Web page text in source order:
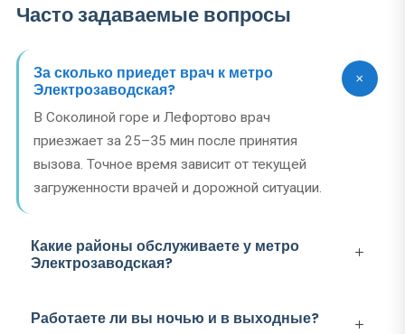
Часто задаваемые вопросы
За сколько приедет врач к метро
Электрозаводская?
В Соколиной горе и Лефортово врач
приезжает за 25–35 мин после принятия
вызова. Точное время зависит от текущей
загруженности врачей и дорожной ситуации.
Какие районы обслуживаете у метро
Электрозаводская?
Работаете ли вы ночью и в выходные?